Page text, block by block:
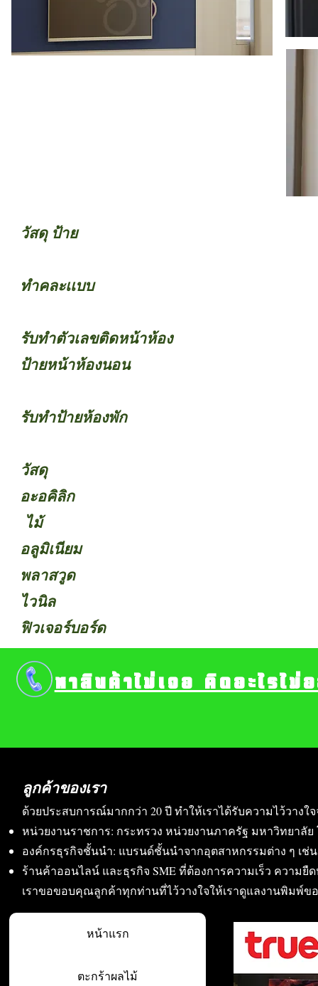
วัสดุ ป้าย
ทำคละเเบบ
รับทำตัวเลขติดหน้าห้อง
ป้ายหน้าห้องนอน
รับทำป้ายห้องพัก
วัสดุ
อะอคิลิก
ไม้
อลูมิเนียม
พลาสวูด
ไวนิล
ฟิวเจอร์บอร์ด
ลูกค้าของเรา
ด้วยประสบการณ์มากกว่า 20 ปี ทำให้เราได้รับความไว้วา
หน่วยงานราชการ: กระทรวง หน่วยงานภาครัฐ มหาวิทยาลัย
องค์กรธุรกิจชั้นนำ: แบรนด์ชั้นนำจากอุตสาหกรรมต่าง ๆ เช่
ร้านค้าออนไลน์ และธุรกิจ SME ที่ต้องการความเร็ว ความยื
เราขอขอบคุณลูกค้าทุกท่านที่ไว้วางใจให้เราดูแลงานพิมพ์ข
หน้าแรก
ตะกร้าผลไม้
หาสินค้าไม่เจอ คิดอะไรไ